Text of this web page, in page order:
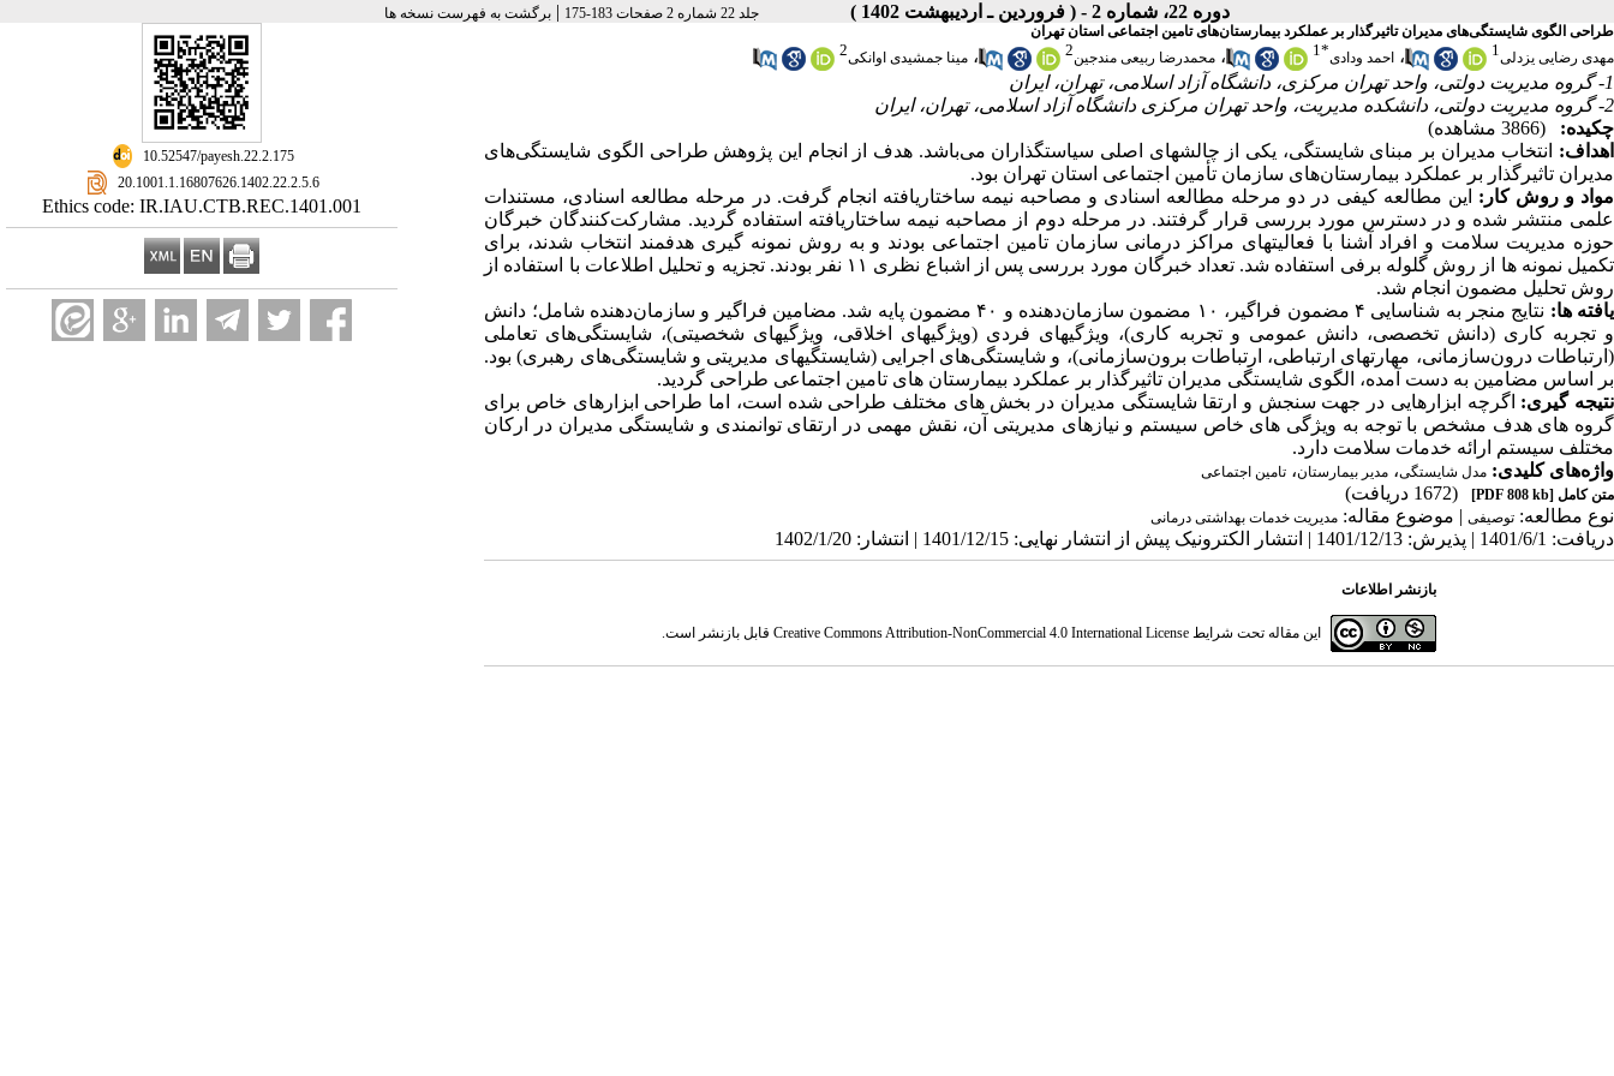
دوره 22، شماره 2 - ( فروردین ـ اردیبهشت 1402 ) جلد 22 شماره 2 صفحات 183-175 | برگشت به فهرست نسخه ها
‎ 10.52547/payesh.22.2.175
‎ 20.1001.1.16807626.1402.22.2.5.6
Ethics code: IR.IAU.CTB.REC.1401.001
طراحی الگوی شایستگی‌های مدیران تاثیرگذار بر عملکرد بیمارستان‌های تامین اجتماعی استان تهران
مهدی رضایی یزدلی1 ، احمد ودادی*
1 ، محمدرضا ربیعی مندجین2 ، مینا جمشیدی اوانکی2
1- گروه مدیریت دولتی، واحد تهران مرکزی، دانشگاه آزاد اسلامی، تهران، ایران
2- گروه مدیریت دولتی، دانشکده مدیریت، واحد تهران مرکزی دانشگاه آزاد اسلامی، تهران، ایران
چکیده:
(3866 مشاهده)
اهداف:
انتخاب مدیران بر مبنای شایستگی، یکی از چالش­های اصلی سیاستگذاران می‌باشد. هدف از انجام این پژوهش طراحی الگوی شایستگی‌های
مدیران تاثیرگذار بر عملکرد بیمارستان‌های سازمان تأمین اجتماعی استان تهران بود.
مواد و روش کار:
این مطالعه کیفی در دو مرحله مطالعه اسنادی و مصاحبه نیمه ساختاریافته انجام گرفت. در مرحله مطالعه اسنادی، مستندات
علمی منتشر شده و در دسترس مورد بررسی قرار گرفتند. در مرحله دوم از مصاحبه نیمه ساختاریافته استفاده گردید. مشارکت‌کنندگان خبرگان
حوزه مدیریت سلامت و افراد آشنا با فعالیت­های مراکز درمانی سازمان تامین اجتماعی بودند و به روش نمونه گیری هدفمند انتخاب شدند، برای
تکمیل نمونه ها از روش گلوله برفی استفاده شد. تعداد خبرگان مورد بررسی پس از اشباع نظری ۱۱ نفر بودند. تجزیه ‌و تحلیل اطلاعات با استفاده از
روش تحلیل مضمون انجام شد.
یافته ها:
نتایج منجر به شناسایی ۴ مضمون فراگیر، ۱۰ مضمون سازمان‌دهنده و ۴۰ مضمون پایه شد. مضامین فراگیر و سازمان‌‌دهنده شامل؛ دانش
و تجربه کاری (دانش تخصصی، دانش عمومی و تجربه کاری)، ویژگی­های فردی (ویژگی­های اخلاقی، ویژگی­های شخصیتی)، شایستگی‌های تعاملی
(ارتباطات درون‌سازمانی، مهارت­های ارتباطی، ارتباطات برون‌سازمانی)، و شایستگی‌های اجرایی (شایستگی­های مدیریتی و شایستگی‌های رهبری) بود.
بر اساس مضامین به دست آمده، الگوی شایستگی مدیران تاثیرگذار بر عملکرد بیمارستان های تامین اجتماعی طراحی گردید.
نتیجه گیری: اگرچه ابزارهایی در جهت سنجش و ارتقا شایستگی مدیران در بخش های مختلف طراحی شده است، اما طراحی ابزارهای خاص برای
گروه های هدف مشخص با توجه به ویژگی های خاص سیستم و نیازهای مدیریتی آن، نقش مهمی در ارتقای توانمندی و شایستگی مدیران در ارکان
مختلف سیستم ارائه خدمات سلامت دارد.
واژه‌های کلیدی: مدل شایستگی، مدیر بیمارستان، تامین اجتماعی
متن کامل [PDF 808 kb]
(1672 دریافت)
نوع مطالعه: توصیفی | موضوع مقاله: مدیریت خدمات بهداشتی درمانی
دریافت: 1401/6/1 | پذیرش: 1401/12/13 | انتشار الکترونیک پیش از انتشار نهایی: 1401/12/15 | انتشار: 1402/1/20
بازنشر اطلاعات
این مقاله تحت شرایط Creative Commons Attribution-NonCommercial 4.0 International Licenseقابل بازنشر است.